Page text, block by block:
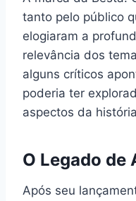
tanto pelo público
elogiaram a
relevância dos
alguns críticos
poderia ter
aspectos da
O Legado de
Após seu